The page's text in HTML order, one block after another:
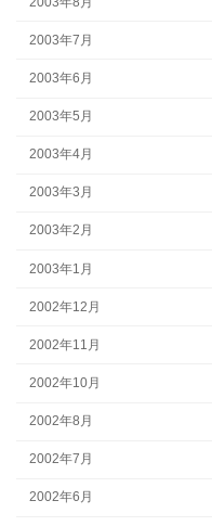
2003年7月
2003年6月
2003年5月
2003年4月
2003年3月
2003年2月
2003年1月
2002年12月
2002年11月
2002年10月
2002年8月
2002年7月
2002年6月